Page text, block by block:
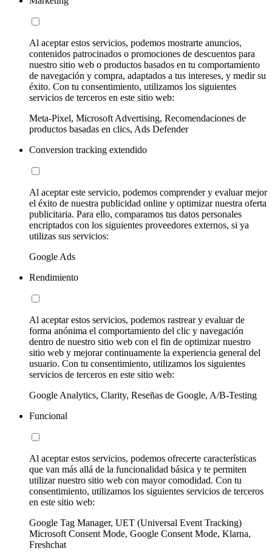
Al aceptar estos servicios, podemos mostrarte anuncios,
contenidos patrocinados o promociones de descuentos para
nuestro sitio web o productos basados en tu comportamiento
de navegación y compra, adaptados a tus intereses, y medir su
éxito. Con tu consentimiento, utilizamos los siguientes
servicios de terceros en este sitio web:
Meta-Pixel, Microsoft Advertising, Recomendaciones de
productos basadas en clics, Ads Defender
Conversion tracking extendido
Al aceptar este servicio, podemos comprender y evaluar mejor
el éxito de nuestra publicidad online y optimizar nuestra oferta
publicitaria. Para ello, comparamos tus datos personales
encriptados con los siguientes proveedores externos, si ya
utilizas sus servicios:
Google Ads
Rendimiento
Al aceptar estos servicios, podemos rastrear y evaluar de
forma anónima el comportamiento del clic y navegación
dentro de nuestro sitio web con el fin de optimizar nuestro
sitio web y mejorar continuamente la experiencia general del
usuario. Con tu consentimiento, utilizamos los siguientes
servicios de terceros en este sitio web:
Google Analytics, Clarity, Reseñas de Google, A/B-Testing
Funcional
Al aceptar estos servicios, podemos ofrecerte características
que van más allá de la funcionalidad básica y te permiten
utilizar nuestro sitio web con mayor comodidad. Con tu
consentimiento, utilizamos los siguientes servicios de terceros
en este sitio web:
Google Tag Manager, UET (Universal Event Tracking)
Microsoft Consent Mode, Google Consent Mode, Klarna,
Freshchat